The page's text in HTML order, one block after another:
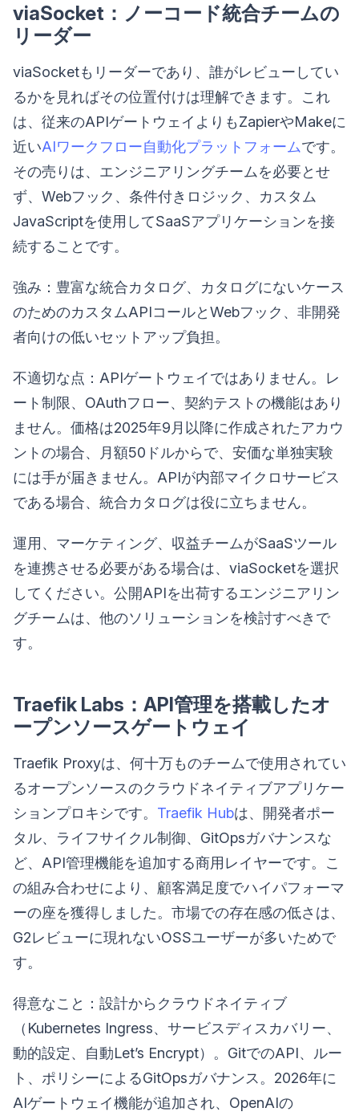
viaSocket：ノーコード統合チームの
リーダー
viaSocketもリーダーであり、誰がレビューしてい
るかを見ればその位置付けは理解できます。これ
は、従来のAPIゲートウェイよりもZapierやMakeに
近いAIワークフロー自動化プラットフォームです。
その売りは、エンジニアリングチームを必要とせ
ず、Webフック、条件付きロジック、カスタム
JavaScriptを使用してSaaSアプリケーションを接
続することです。
強み：豊富な統合カタログ、カタログにないケース
のためのカスタムAPIコールとWebフック、非開発
者向けの低いセットアップ負担。
不適切な点：APIゲートウェイではありません。レ
ート制限、OAuthフロー、契約テストの機能はあり
ません。価格は2025年9月以降に作成されたアカウ
ントの場合、月額50ドルからで、安価な単独実験
には手が届きません。APIが内部マイクロサービス
である場合、統合カタログは役に立ちません。
運用、マーケティング、収益チームがSaaSツール
を連携させる必要がある場合は、viaSocketを選択
してください。公開APIを出荷するエンジニアリン
グチームは、他のソリューションを検討すべきで
す。
Traefik Labs：API管理を搭載したオ
ープンソースゲートウェイ
Traefik Proxyは、何十万ものチームで使用されてい
るオープンソースのクラウドネイティブアプリケー
ションプロキシです。 Traefik Hubは、開発者ポー
タル、ライフサイクル制御、GitOpsガバナンスな
ど、API管理機能を追加する商用レイヤーです。こ
の組み合わせにより、顧客満足度でハイパフォーマ
ーの座を獲得しました。市場での存在感の低さは、
G2レビューに現れないOSSユーザーが多いためで
す。
得意なこと：設計からクラウドネイティブ
（Kubernetes Ingress、サービスディスカバリー、
動的設定、自動Let’s Encrypt）。GitでのAPI、ルー
ト、ポリシーによるGitOpsガバナンス。2026年に
AIゲートウェイ機能が追加され、OpenAIの